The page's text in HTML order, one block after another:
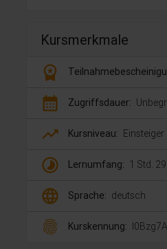
Kursmerkmale
workspace_premium
calendar_month Zugriffsdauer:
trending_up Kursniveau: Einsteiger
timelapse Lernumfang: 1 Std.
language Sprache: deutsch
fingerprint Kurskennung: